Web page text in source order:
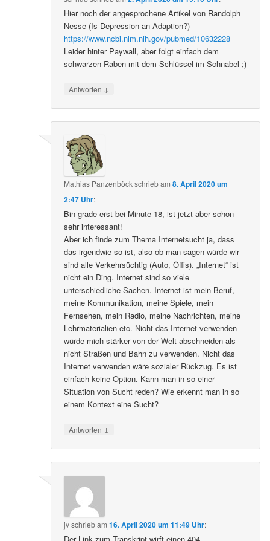
Hier noch der angesprochene Artikel von Randolph
Nesse (Is Depression an Adaption?)
https://www.ncbi.nlm.nih.gov/pubmed/10632228
Leider hinter Paywall, aber folgt einfach dem
schwarzen Raben mit dem Schlüssel im Schnabel ;)
Antworten ↓
Mathias Panzenböckschriebam8. April 2020 um
2:47 Uhr:
Bin grade erst bei Minute 18, ist jetzt aber schon
sehr interessant!
Aber ich finde zum Thema Internetsucht ja, dass
das irgendwie so ist, also ob man sagen würde wir
sind alle Verkehrsüchtig (Auto, Öffis). „Internet“ ist
nicht ein Ding. Internet sind so viele
unterschiedliche Sachen. Internet ist mein Beruf,
meine Kommunikation, meine Spiele, mein
Fernsehen, mein Radio, meine Nachrichten, meine
Lehrmaterialien etc. Nicht das Internet verwenden
würde mich stärker von der Welt abschneiden als
nicht Straßen und Bahn zu verwenden. Nicht das
Internet verwenden wäre sozialer Rückzug. Es ist
einfach keine Option. Kann man in so einer
Situation von Sucht reden? Wie erkennt man in so
einem Kontext eine Sucht?
Antworten ↓
jvschriebam16. April 2020 um 11:49 Uhr:
Der Link zum Transkript wirft einen 404.